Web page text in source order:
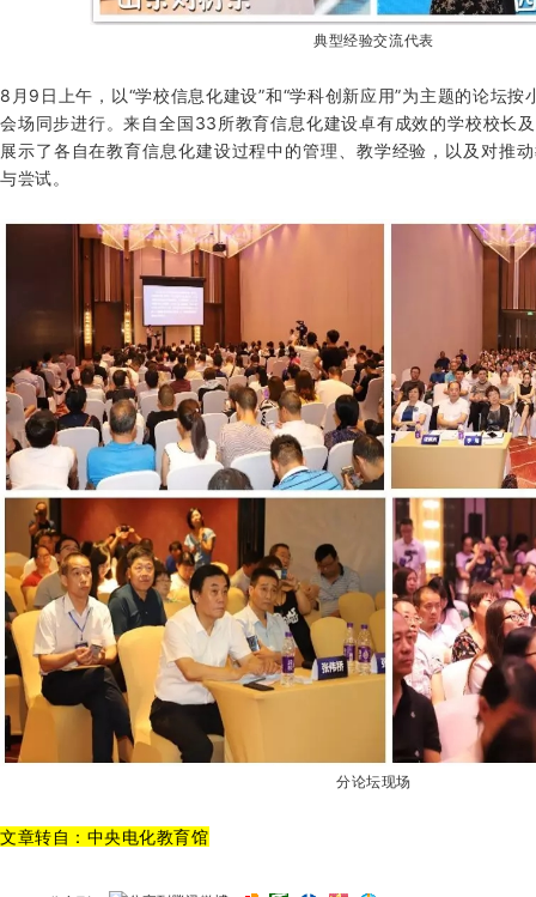
典型经验交流代表
8月9日上午，以“学校信息化建设”和“学科创新应用”为主题的论坛
会场同步进行。来自全国33所教育信息化建设卓有成效的学校校长
展示了各自在教育信息化建设过程中的管理、教学经验，以及对推
与尝试。
分论坛现场
文章转自：中央电化教育馆